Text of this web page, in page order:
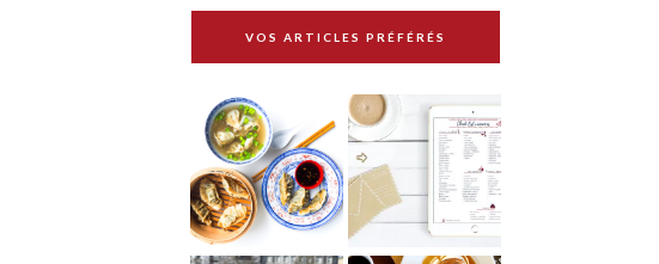
VOS ARTICLES PRÉFÉRÉS